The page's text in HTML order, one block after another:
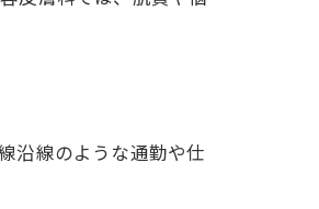
沿線のような通勤や仕